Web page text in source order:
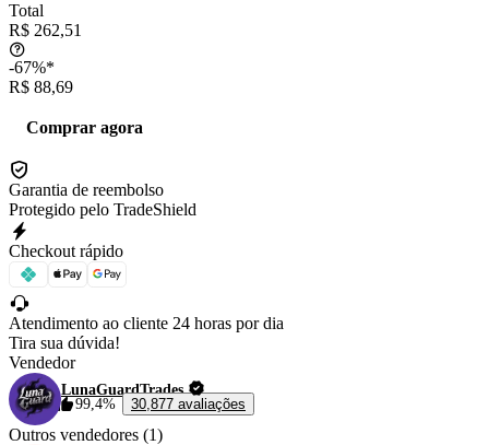
Total
R$ 262,51
-67%*
R$ 88,69
Comprar agora
Garantia de reembolso
Protegido pelo TradeShield
Checkout rápido
Atendimento ao cliente 24 horas por dia
Tira sua dúvida!
Vendedor
LunaGuardTrades
99,4%
30,877 avaliações
Outros vendedores (1)